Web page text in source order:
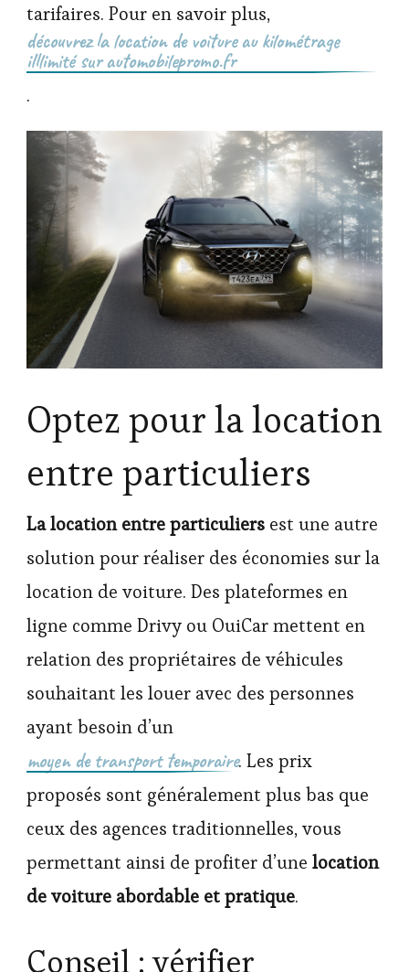
tarifaires. Pour en savoir plus,
découvrez la location de voiture au kilométrage
illlimité sur automobilepromo.fr
.
Optez pour la location
entre particuliers
La location entre particuliers est une autre
solution pour réaliser des économies sur la
location de voiture. Des plateformes en
ligne comme Drivy ou OuiCar mettent en
relation des propriétaires de véhicules
souhaitant les louer avec des personnes
ayant besoin d’un
moyen de transport temporaire. Les prix
proposés sont généralement plus bas que
ceux des agences traditionnelles, vous
permettant ainsi de profiter d’une location
de voiture abordable et pratique.
Conseil : vérifier